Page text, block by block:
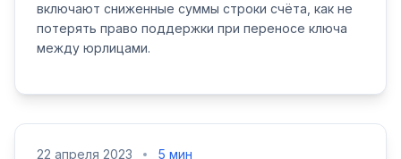
включают сниженные суммы строки счёта, как не
потерять право поддержки при переносе ключа
между юрлицами.
22 апреля 2023 5 мин